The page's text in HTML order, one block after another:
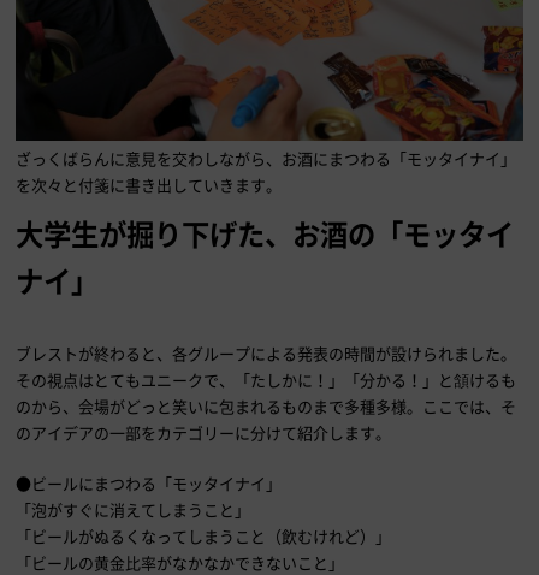
ざっくばらんに意見を交わしながら、お酒にまつわる「モッタイナイ」
を次々と付箋に書き出していきます。
大学生が掘り下げた、お酒の「モッタイ
ナイ」
ブレストが終わると、各グループによる発表の時間が設けられました。
その視点はとてもユニークで、「たしかに！」「分かる！」と頷けるも
のから、会場がどっと笑いに包まれるものまで多種多様。ここでは、そ
のアイデアの一部をカテゴリーに分けて紹介します。
●ビールにまつわる「モッタイナイ」
「泡がすぐに消えてしまうこと」
「ビールがぬるくなってしまうこと（飲むけれど）」
「ビールの黄金比率がなかなかできないこと」